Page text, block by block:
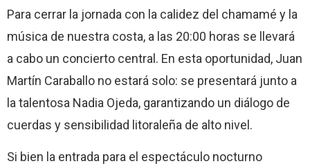
Para cerrar la jornada con la calidez del chamamé y la
música de nuestra costa, a las 20:00 horas se llevará
a cabo un concierto central. En esta oportunidad, Juan
Martín Caraballo no estará solo: se presentará junto a
la talentosa Nadia Ojeda, garantizando un diálogo de
cuerdas y sensibilidad litoraleña de alto nivel.
Si bien la entrada para el espectáculo nocturno